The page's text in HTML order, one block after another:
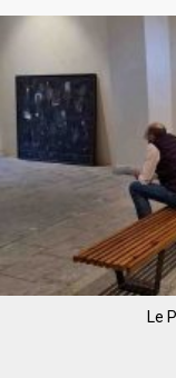
Le